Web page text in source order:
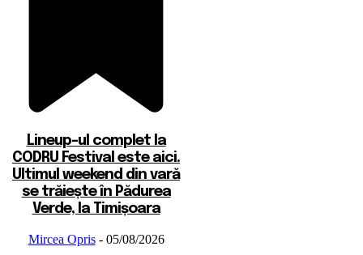
Lineup-ul complet la
CODRU Festival este aici.
Ultimul weekend din vară
se trăiește în Pădurea
Verde, la Timișoara
Mircea Opris - 05/08/2026